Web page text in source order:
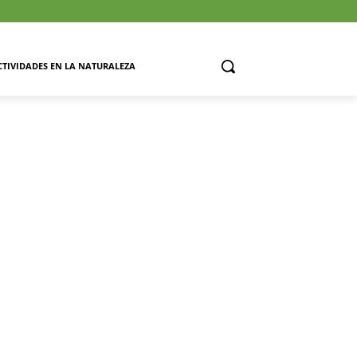
EN LA NATURALEZA